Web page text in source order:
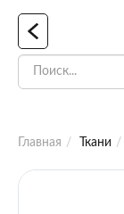
Главная Ткани